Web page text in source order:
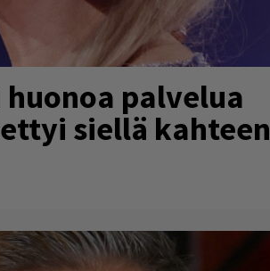
palvelua
siellä kahteen